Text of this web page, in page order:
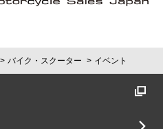
バイク・スクーター イベント